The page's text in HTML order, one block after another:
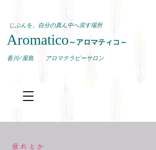
じぶんを、自分の真ん中へ戻す場所
Aromatico ～アロマティコ～
​香川/屋島 アロマテラピーサロン
疲れとか